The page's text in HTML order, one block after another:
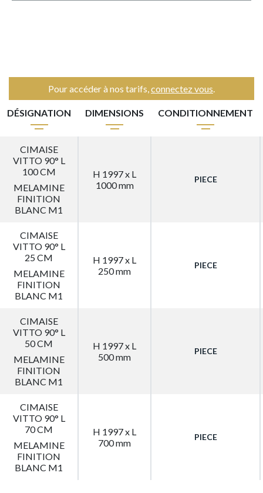
Pour accéder à nos tarifs,connectez vous.
DÉSIGNATION DIMENSIONS CONDITIONNEMENT
CIMAISE
VITTO 90° L
100 CM
MELAMINE
FINITION
BLANC M1
H 1997 x L
1000 mm
PIECE
CIMAISE
VITTO 90° L
25 CM
MELAMINE
FINITION
BLANC M1
H 1997 x L
250 mm
PIECE
CIMAISE
VITTO 90° L
50 CM
MELAMINE
FINITION
BLANC M1
H 1997 x L
500 mm
PIECE
CIMAISE
VITTO 90° L
70 CM
MELAMINE
FINITION
BLANC M1
H 1997 x L
700 mm
PIECE